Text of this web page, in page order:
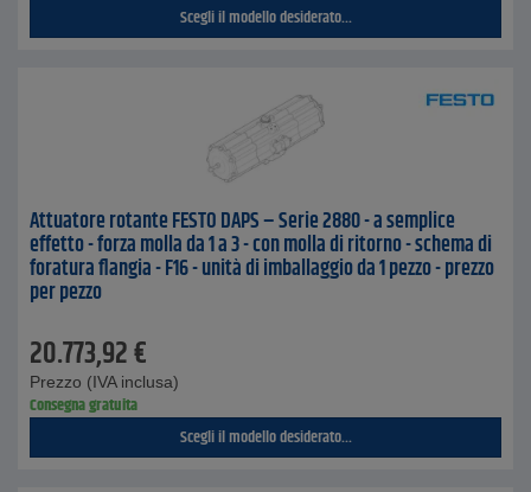
Scegli il modello desiderato...
Attuatore rotante FESTO DAPS – Serie 2880 - a semplice
effetto - forza molla da 1 a 3 - con molla di ritorno - schema di
foratura flangia - F16 - unità di imballaggio da 1 pezzo - prezzo
per pezzo
20.773,92€
Prezzo (IVA inclusa)
Consegna gratuita
Scegli il modello desiderato...